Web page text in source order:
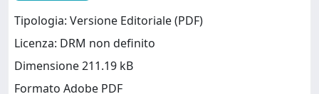
Tipologia: Versione Editoriale (PDF)
Licenza: DRM non definito
Dimensione 211.19 kB
Formato Adobe PDF